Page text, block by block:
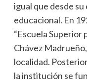
igual que desde
educacional. En
“Escuela Superior
Chávez
localidad.
la institución se